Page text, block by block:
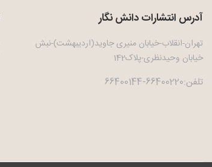
آدرس انتشارات دانش نگار
تهران-انقلاب-خیابان منیری جاوید(اردیبهشت)-نبش
خیابان وحیدنظری-پلاک142
تلفن:66400220-66400144